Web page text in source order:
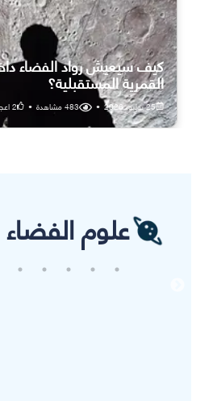
كيف سيعيش رواد الفضاء
القمرية المستقبلية؟
25 يوليو، 2026 •
483مشاهدة •
2
علوم الفضاء